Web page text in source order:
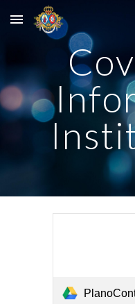
Skip to main content